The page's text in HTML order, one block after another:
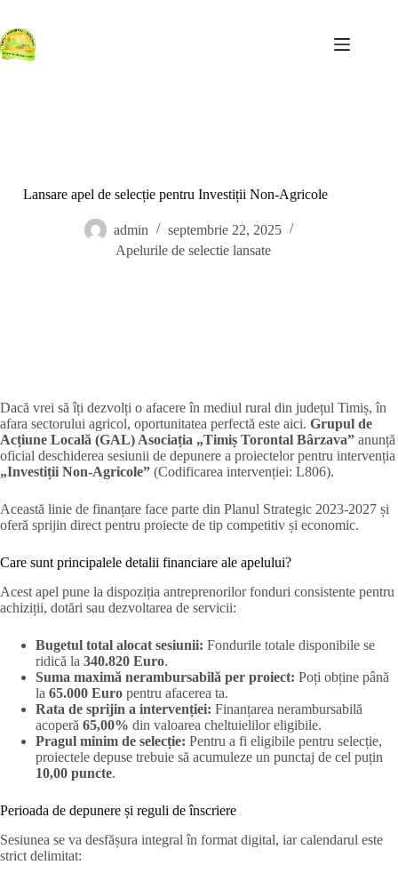
conținut
Lansare apel de selecție pentru Investiții Non-Agricole
admin
septembrie 22, 2025
Apelurile de selectie lansate
Dacă vrei să îți dezvolți o afacere în mediul rural din județul Timiș, în
afara sectorului agricol, oportunitatea perfectă este aici. Grupul de
Acțiune Locală (GAL) Asociația „Timiș Torontal Bârzava” anunță
oficial deschiderea sesiunii de depunere a proiectelor pentru intervenția
„Investiții Non-Agricole” (Codificarea intervenției: L806).
Această linie de finanțare face parte din Planul Strategic 2023-2027 și
oferă sprijin direct pentru proiecte de tip competitiv și economic.
Care sunt principalele detalii financiare ale apelului?
Acest apel pune la dispoziția antreprenorilor fonduri consistente pentru
achiziții, dotări sau dezvoltarea de servicii:
Bugetul total alocat sesiunii: Fondurile totale disponibile se
ridică la 340.820 Euro.
Suma maximă nerambursabilă per proiect: Poți obține până
la 65.000 Euro pentru afacerea ta.
Rata de sprijin a intervenției: Finanțarea nerambursabilă
acoperă 65,00% din valoarea cheltuielilor eligibile.
Pragul minim de selecție: Pentru a fi eligibile pentru selecție,
proiectele depuse trebuie să acumuleze un punctaj de cel puțin
10,00 puncte.
Perioada de depunere și reguli de înscriere
Sesiunea se va desfășura integral în format digital, iar calendarul este
strict delimitat: